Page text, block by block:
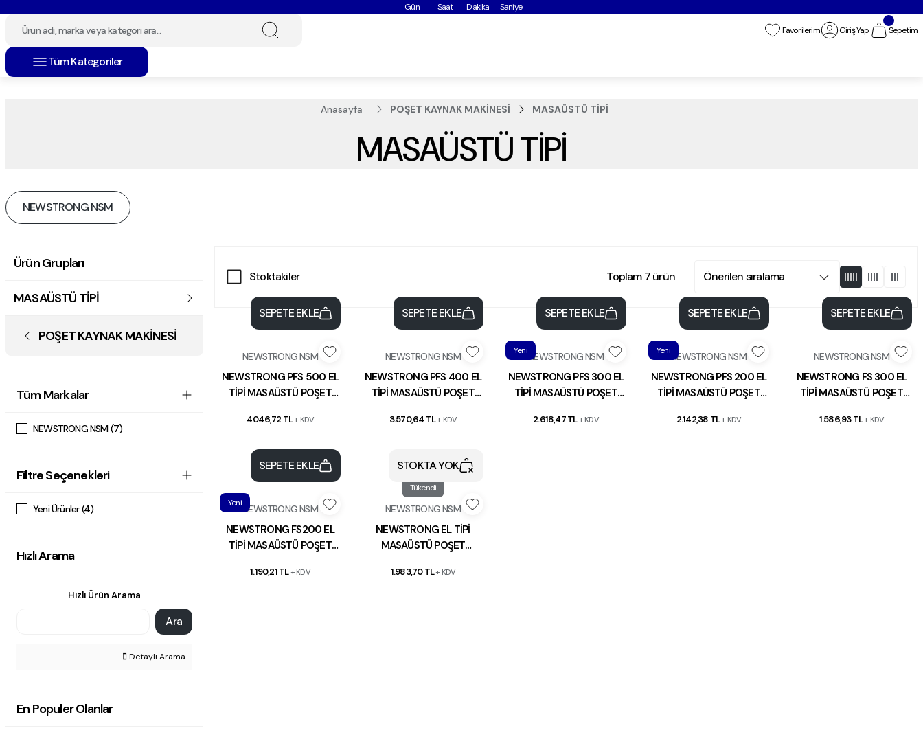
Gün Saat Dakika Saniye
Favorilerim Giriş Yap Sepetim
Tüm Kategoriler
Anasayfa POŞET KAYNAK MAKİNESİ MASAÜSTÜ TİPİ
MASAÜSTÜ TİPİ
NEWSTRONG NSM
Ürün Grupları
MASAÜSTÜ TİPİ
POŞET KAYNAK MAKİNESİ
Tüm Markalar
NEWSTRONG NSM (7)
Filtre Seçenekleri
Yeni Ürünler (4)
Hızlı Arama
Hızlı Ürün Arama
Ara
Detaylı Arama
En Populer Olanlar
Stoktakiler Toplam 7 ürün
SEPETE EKLE
NEWSTRONG NSM
NEWSTRONG PFS 500 EL
TİPİ MASAÜSTÜ POŞET
50CM
4.046,72 TL+ KDV
SEPETE EKLE
NEWSTRONG NSM
NEWSTRONG PFS 400 EL
TİPİ MASAÜSTÜ POŞET
40CM
3.570,64 TL+ KDV
Yeni
SEPETE EKLE
NEWSTRONG NSM
NEWSTRONG PFS 300 EL
TİPİ MASAÜSTÜ POŞET
30CM
2.618,47 TL+ KDV
Yeni
SEPETE EKLE
NEWSTRONG NSM
NEWSTRONG PFS 200 EL
TİPİ MASAÜSTÜ POŞET
20CM
2.142,38 TL+ KDV
SEPETE EKLE
NEWSTRONG NSM
NEWSTRONG FS 300 EL
TİPİ MASAÜSTÜ POŞET
30CM
1.586,93 TL+ KDV
Yeni
SEPETE EKLE
NEWSTRONG NSM
NEWSTRONG FS200 EL
TİPİ MASAÜSTÜ POŞET
20CM
1.190,21 TL+ KDV
Tükendi
STOKTA YOK
NEWSTRONG NSM
NEWSTRONG EL TİPİ
MASAÜSTÜ POŞET
40CM
1.983,70 TL+ KDV